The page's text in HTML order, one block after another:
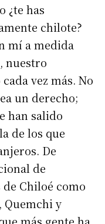
¿te has
chilote?
mí a medida
nuestro
vez más. No
un derecho;
han salido
de los que
De
de
Chiloé como
Quemchi y